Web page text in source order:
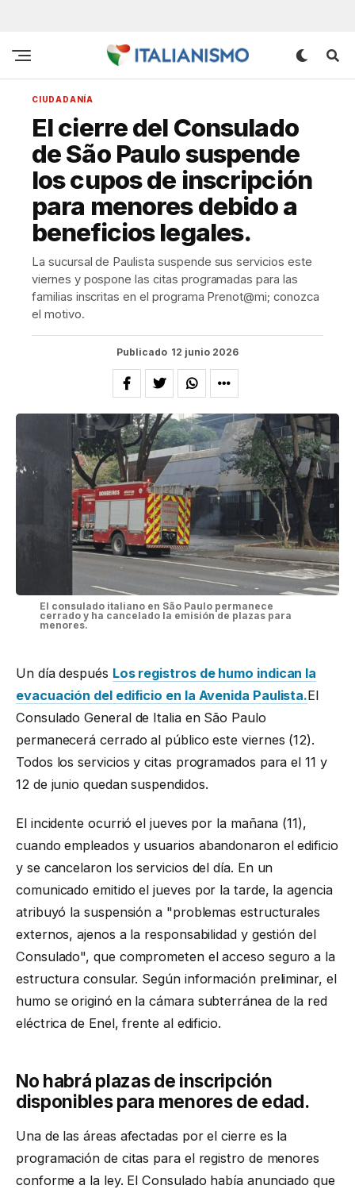
CIUDADANÍA
El cierre del Consulado
de São Paulo suspende
los cupos de inscripción
para menores debido a
beneficios legales.
La sucursal de Paulista suspende sus servicios este
viernes y pospone las citas programadas para las
familias inscritas en el programa Prenot@mi; conozca
el motivo.
Publicado 12 junio 2026
El consulado italiano en São Paulo permanece
cerrado y ha cancelado la emisión de plazas para
menores.
Un día después Los registros de humo indican la
evacuación del edificio en la Avenida Paulista.El
Consulado General de Italia en São Paulo
permanecerá cerrado al público este viernes (12).
Todos los servicios y citas programados para el 11 y
12 de junio quedan suspendidos.
El incidente ocurrió el jueves por la mañana (11),
cuando empleados y usuarios abandonaron el edificio
y se cancelaron los servicios del día. En un
comunicado emitido el jueves por la tarde, la agencia
atribuyó la suspensión a "problemas estructurales
externos, ajenos a la responsabilidad y gestión del
Consulado", que comprometen el acceso seguro a la
estructura consular. Según información preliminar, el
humo se originó en la cámara subterránea de la red
eléctrica de Enel, frente al edificio.
No habrá plazas de inscripción
disponibles para menores de edad.
Una de las áreas afectadas por el cierre es la
programación de citas para el registro de menores
conforme a la ley. El Consulado había anunciado que